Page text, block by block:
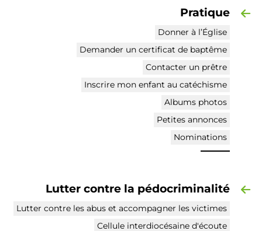
Pratique
Donner à l’Église
Demander un certificat de baptême
Contacter un prêtre
Inscrire mon enfant au catéchisme
Albums photos
Petites annonces
Nominations
Lutter contre la pédocriminalité
Lutter contre les abus et accompagner les victimes
Cellule interdiocésaine d'écoute